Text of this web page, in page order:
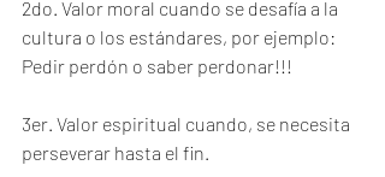
2do. Valor moral cuando se desafía a la
cultura o los estándares, por ejemplo:
Pedir perdón o saber perdonar!!!
3er. Valor espiritual cuando, se necesita
perseverar hasta el fin.